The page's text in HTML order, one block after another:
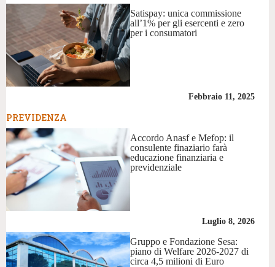
Satispay: unica commissione
all’1% per gli esercenti e zero
per i consumatori
Febbraio 11, 2025
PREVIDENZA
Accordo Anasf e Mefop: il
consulente finaziario farà
educazione finanziaria e
previdenziale
Luglio 8, 2026
Gruppo e Fondazione Sesa:
piano di Welfare 2026-2027 di
circa 4,5 milioni di Euro